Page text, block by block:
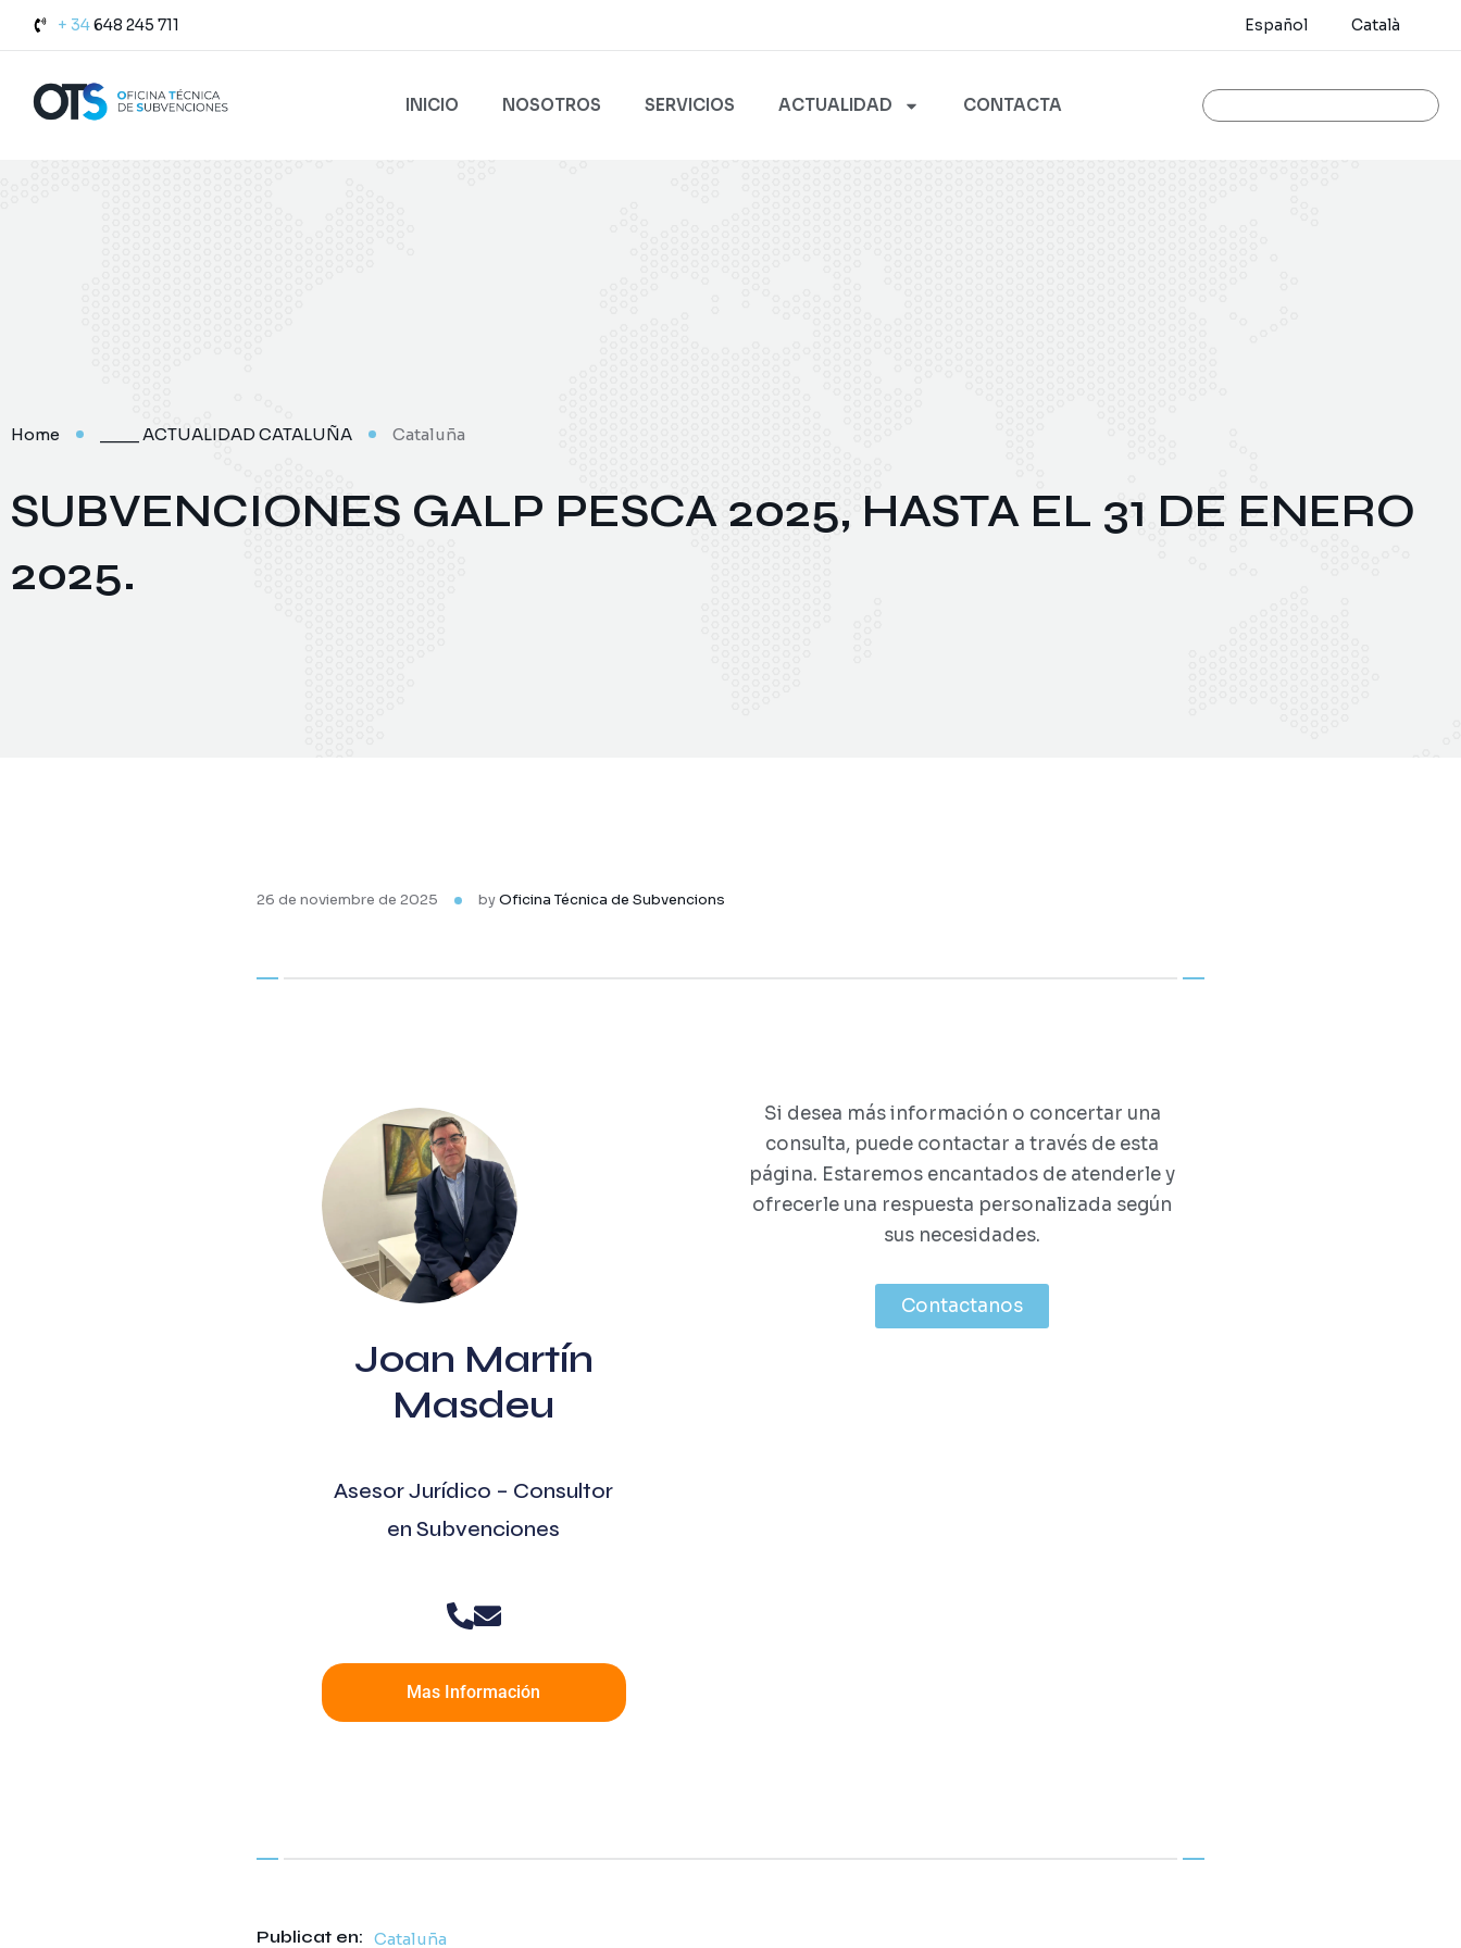
+ 34648 245 711 Español Català
INICIO NOSOTROS SERVICIOS ACTUALIDAD CONTACTA
Home ____ ACTUALIDAD CATALUÑA Cataluña
SUBVENCIONES GALP PESCA 2025, HASTA EL 31 DE ENERO
2025.
26 de noviembre de 2025 byOficina Técnica de Subvencions
Joan Martín
Masdeu
Asesor Jurídico – Consultor
en Subvenciones
Mas Información
Si desea más información o concertar una
consulta, puede contactar a través de esta
página. Estaremos encantados de atenderle y
ofrecerle una respuesta personalizada según
sus necesidades.
Contactanos
Publicat en: Cataluña